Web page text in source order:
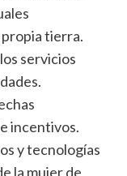
tierra.
servicios
incentivos.
y tecnologías
la mujer de